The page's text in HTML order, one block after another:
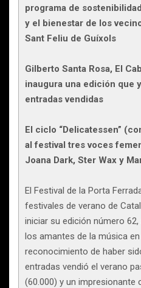
programa de
y el bienestar de los
Sant Feliu de Guíxols
Gilberto Santa Rosa, El
inaugura una edición que
entradas vendidas
El ciclo “Delicatessen”
al festival tres voces
Joana Dark, Ster Wax y
El Festival de la Porta
festivales de verano de
iniciar su edición número
los amantes de la música
reconocimiento de haber
entradas vendió el verano
(60.000) y un impresionante